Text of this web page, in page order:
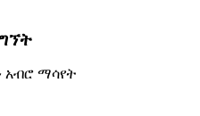
ን አብሮ ማሳየት